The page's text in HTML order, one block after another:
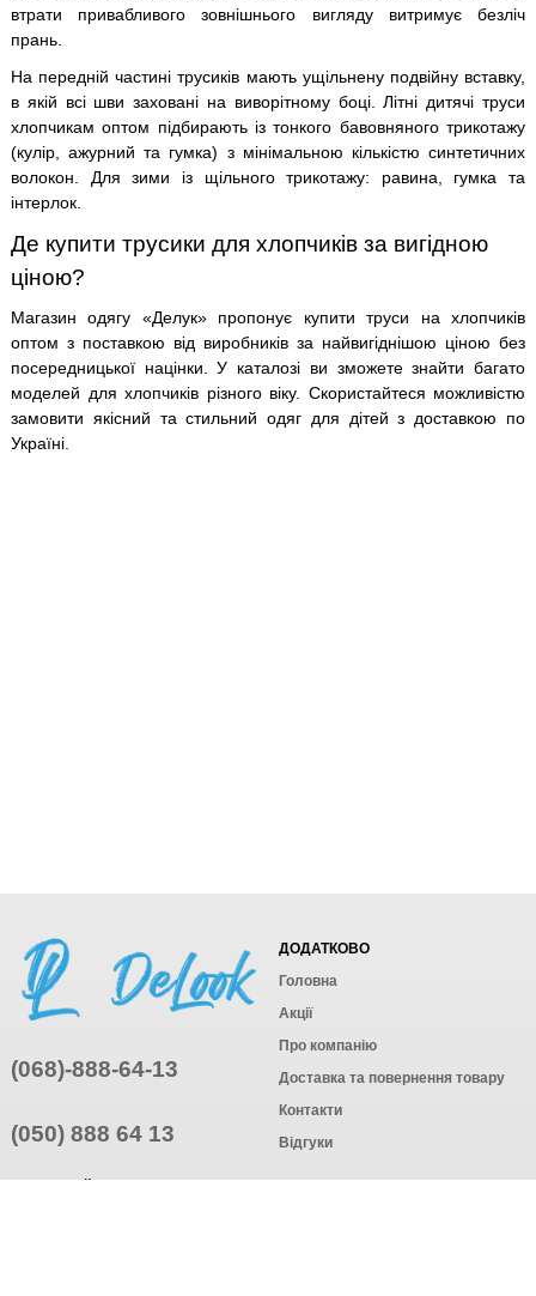
втрати привабливого зовнішнього вигляду витримує безліч
прань.
На передній частині трусиків мають ущільнену подвійну вставку,
в якій всі шви заховані на виворітному боці. Літні дитячі труси
хлопчикам оптом підбирають із тонкого бавовняного трикотажу
(кулір, ажурний та гумка) з мінімальною кількістю синтетичних
волокон. Для зими із щільного трикотажу: равина, гумка та
інтерлок.
Де купити трусики для хлопчиків за вигідною
ціною?
Магазин одягу «Делук» пропонує купити труси на хлопчиків
оптом з поставкою від виробників за найвигіднішою ціною без
посередницької націнки. У каталозі ви зможете знайти багато
моделей для хлопчиків різного віку. Скористайтеся можливістю
замовити якісний та стильний одяг для дітей з доставкою по
Україні.
(068)-888-64-13
(050) 888 64 13
ДОДАТКОВО
Головна
Акції
Про компанію
Доставка та повернення товару
Контакти
Відгуки